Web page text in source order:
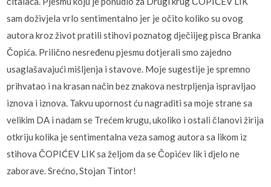
sam doživjela vrlo sentimentalno jer je očito koliko su ovog
autora kroz život pratili stihovi poznatog dječiijeg pisca Branka
Čopića. Prilično nesređenu pjesmu dotjerali smo zajedno
usaglašavajući mišljenja i stavove. Moje sugestije je spremno
prihvatao i na krasan način bez znakova nestrpljenja ispravljao
iznova i iznova. Takvu upornost ću nagraditi sa moje strane sa
velikim DA i nadam se Trećem krugu, ukoliko i ostali članovi žirija
otkriju kolika je sentimentalna veza samog autora sa likom iz
stihova ČOPIĆEV LIK sa željom da se Čopićev lik i djelo ne
zaborave. Srećno, Stojan Tintor!